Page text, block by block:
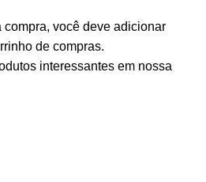
você deve adicionar
de compras.
interessantes em nossa